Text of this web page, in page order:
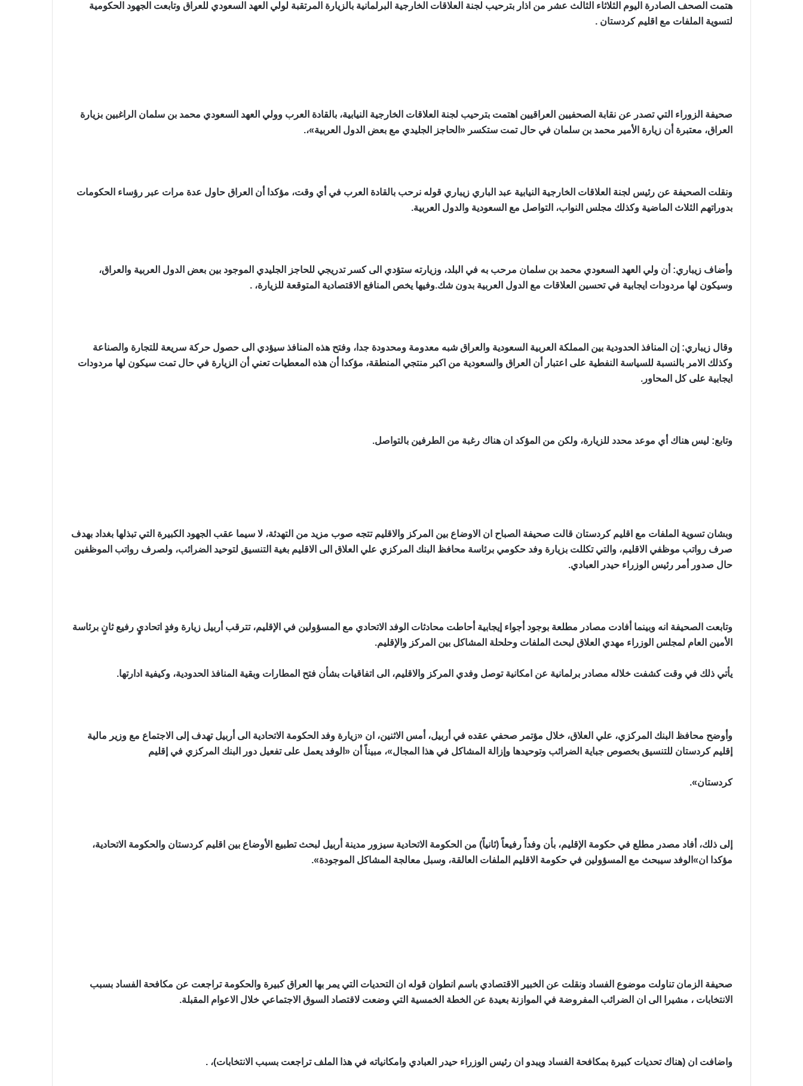
هتمت الصحف الصادرة اليوم الثلاثاء الثالث عشر من اذار بترحيب لجنة العلاقات الخارجية البرلمانية بالزيارة المرتقبة لولي العهد السعودي للعراق وتابعت الجهود الحكومية
لتسوية الملفات مع اقليم كردستان .
صحيفة الزوراء التي تصدر عن نقابة الصحفيين العراقيين اهتمت بترحيب لجنة العلاقات الخارجية النيابية، بالقادة العرب وولي العهد السعودي محمد بن سلمان الراغبين بزيارة
العراق، معتبرة أن زيارة الأمير محمد بن سلمان في حال تمت ستكسر «الحاجز الجليدي مع بعض الدول العربية»،.
ونقلت الصحيفة عن رئيس لجنة العلاقات الخارجية النيابية عبد الباري زيباري قوله نرحب بالقادة العرب في أي وقت، مؤكدا أن العراق حاول عدة مرات عبر رؤساء الحكومات
بدوراتهم الثلاث الماضية وكذلك مجلس النواب، التواصل مع السعودية والدول العربية.
وأضاف زيباري: أن ولي العهد السعودي محمد بن سلمان مرحب به في البلد، وزيارته ستؤدي الى كسر تدريجي للحاجز الجليدي الموجود بين بعض الدول العربية والعراق،
وسيكون لها مردودات ايجابية في تحسين العلاقات مع الدول العربية بدون شك.وفيها يخص المنافع الاقتصادية المتوقعة للزيارة، .
وقال زيباري: إن المنافذ الحدودية بين المملكة العربية السعودية والعراق شبه معدومة ومحدودة جدا، وفتح هذه المنافذ سيؤدي الى حصول حركة سريعة للتجارة والصناعة
وكذلك الامر بالنسبة للسياسة النفطية على اعتبار أن العراق والسعودية من اكبر منتجي المنطقة، مؤكدا أن هذه المعطيات تعني أن الزيارة في حال تمت سيكون لها مردودات
ايجابية على كل المحاور.
وتابع: ليس هناك أي موعد محدد للزيارة، ولكن من المؤكد ان هناك رغبة من الطرفين بالتواصل.
وبشان تسوية الملفات مع اقليم كردستان قالت صحيفة الصباح ان الاوضاع بين المركز والاقليم تتجه صوب مزيد من التهدئة، لا سيما عقب الجهود الكبيرة التي تبذلها بغداد بهدف
صرف رواتب موظفي الاقليم، والتي تكللت بزيارة وفد حكومي برئاسة محافظ البنك المركزي علي العلاق الى الاقليم بغية التنسيق لتوحيد الضرائب، ولصرف رواتب الموظفين
حال صدور أمر رئيس الوزراء حيدر العبادي.
وتابعت الصحيفة انه وبينما أفادت مصادر مطلعة بوجود أجواء إيجابية أحاطت محادثات الوفد الاتحادي مع المسؤولين في الإقليم، تترقب أربيل زيارة وفدٍ اتحاديٍ رفيع ثانٍ برئاسة
الأمين العام لمجلس الوزراء مهدي العلاق لبحث الملفات وحلحلة المشاكل بين المركز والإقليم.
يأتي ذلك في وقت كشفت خلاله مصادر برلمانية عن امكانية توصل وفدي المركز والاقليم، الى اتفاقيات بشأن فتح المطارات وبقية المنافذ الحدودية، وكيفية ادارتها.
وأوضح محافظ البنك المركزي، علي العلاق، خلال مؤتمر صحفي عقده في أربيل، أمس الاثنين، ان «زيارة وفد الحكومة الاتحادية الى أربيل تهدف إلى الاجتماع مع وزير مالية
إقليم كردستان للتنسيق بخصوص جباية الضرائب وتوحيدها وإزالة المشاكل في هذا المجال»، مبيناً أن «الوفد يعمل على تفعيل دور البنك المركزي في إقليم
كردستان».
إلى ذلك، أفاد مصدر مطلع في حكومة الإقليم، بأن وفداً رفيعاً (ثانياً) من الحكومة الاتحادية سيزور مدينة أربيل لبحث تطبيع الأوضاع بين اقليم كردستان والحكومة الاتحادية،
مؤكدا ان»الوفد سيبحث مع المسؤولين في حكومة الاقليم الملفات العالقة، وسبل معالجة المشاكل الموجودة».
صحيفة الزمان تناولت موضوع الفساد ونقلت عن الخبير الاقتصادي باسم انطوان قوله ان التحديات التي يمر بها العراق كبيرة والحكومة تراجعت عن مكافحة الفساد بسبب
الانتخابات ، مشيرا الى ان الضرائب المفروضة في الموازنة بعيدة عن الخطة الخمسية التي وضعت لاقتصاد السوق الاجتماعي خلال الاعوام المقبلة.
واضافت ان (هناك تحديات كبيرة بمكافحة الفساد ويبدو ان رئيس الوزراء حيدر العبادي وامكانياته في هذا الملف تراجعت بسبب الانتخابات)، .